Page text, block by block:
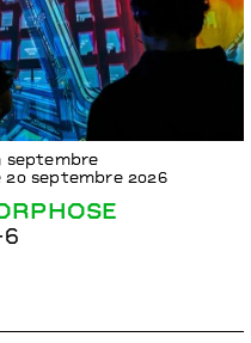
septembre
septembre 2026
6